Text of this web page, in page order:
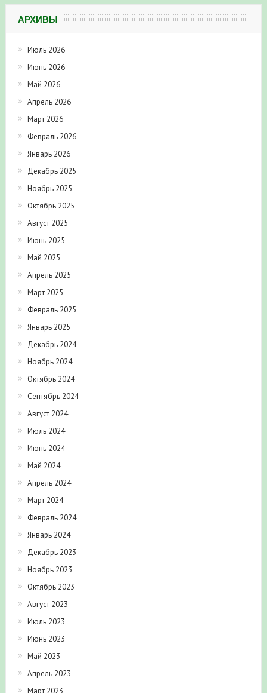
АРХИВЫ
Июль 2026
Июнь 2026
Май 2026
Апрель 2026
Март 2026
Февраль 2026
Январь 2026
Декабрь 2025
Ноябрь 2025
Октябрь 2025
Август 2025
Июнь 2025
Май 2025
Апрель 2025
Март 2025
Февраль 2025
Январь 2025
Декабрь 2024
Ноябрь 2024
Октябрь 2024
Сентябрь 2024
Август 2024
Июль 2024
Июнь 2024
Май 2024
Апрель 2024
Март 2024
Февраль 2024
Январь 2024
Декабрь 2023
Ноябрь 2023
Октябрь 2023
Август 2023
Июль 2023
Июнь 2023
Май 2023
Апрель 2023
Март 2023